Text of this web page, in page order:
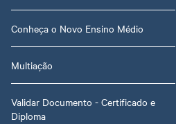
Conheça o Novo Ensino Médio
Multiação
Validar Documento - Certificado e
Diploma